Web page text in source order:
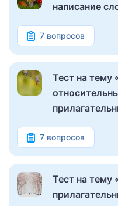
написание
7 вопросов
Тест на тему
7 вопросов
Тест на тему